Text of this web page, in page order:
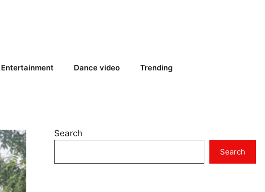
Entertainment Dance video Trending
Search
Search